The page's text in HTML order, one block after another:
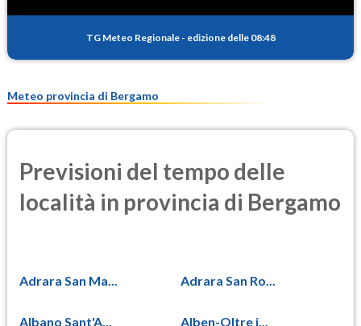
PM25
TG Meteo Regionale - edizione delle 08:48
Meteo provincia di Bergamo
Previsioni del tempo delle
località in provincia di Bergamo
Adrara San Ma... Adrara San Ro...
Albano Sant'A... Alben-Oltre i...